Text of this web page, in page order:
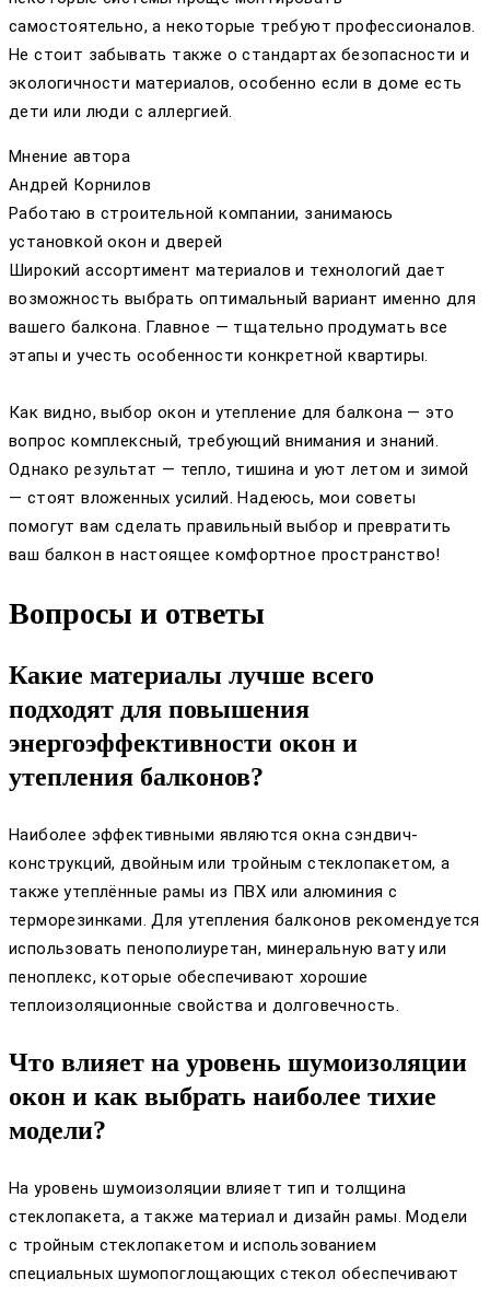
самостоятельно, а некоторые требуют профессионалов.
Не стоит забывать также о стандартах безопасности и
экологичности материалов, особенно если в доме есть
дети или люди с аллергией.
Мнение автора
Андрей Корнилов
Работаю в строительной компании, занимаюсь
установкой окон и дверей
Широкий ассортимент материалов и технологий дает
возможность выбрать оптимальный вариант именно для
вашего балкона. Главное — тщательно продумать все
этапы и учесть особенности конкретной квартиры.
Как видно, выбор окон и утепление для балкона — это
вопрос комплексный, требующий внимания и знаний.
Однако результат — тепло, тишина и уют летом и зимой
— стоят вложенных усилий. Надеюсь, мои советы
помогут вам сделать правильный выбор и превратить
ваш балкон в настоящее комфортное пространство!
Вопросы и ответы
Какие материалы лучше всего
подходят для повышения
энергоэффективности окон и
утепления балконов?
Наиболее эффективными являются окна сэндвич-
конструкций, двойным или тройным стеклопакетом, а
также утеплённые рамы из ПВХ или алюминия с
терморезинками. Для утепления балконов рекомендуется
использовать пенополиуретан, минеральную вату или
пеноплекс, которые обеспечивают хорошие
теплоизоляционные свойства и долговечность.
Что влияет на уровень шумоизоляции
окон и как выбрать наиболее тихие
модели?
На уровень шумоизоляции влияет тип и толщина
стеклопакета, а также материал и дизайн рамы. Модели
с тройным стеклопакетом и использованием
специальных шумопоглощающих стекол обеспечивают